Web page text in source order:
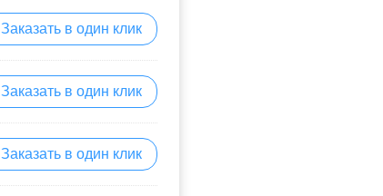
Заказать в один клик
Заказать в один клик
Заказать в один клик